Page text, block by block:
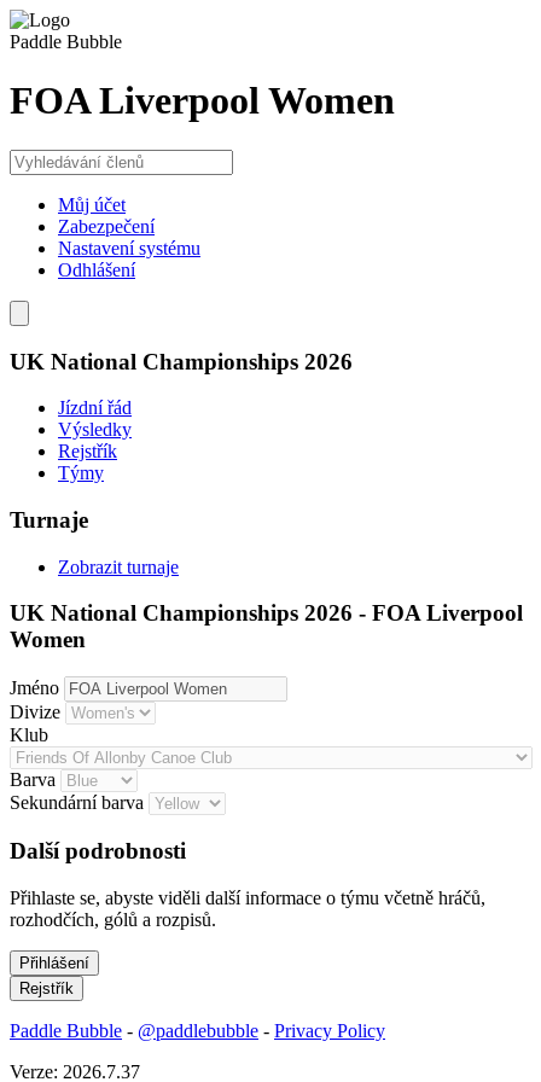
Paddle Bubble
FOA Liverpool Women
Můj účet
Zabezpečení
Nastavení systému
Odhlášení
UK National Championships 2026
Jízdní řád
Výsledky
Rejstřík
Týmy
Turnaje
Zobrazit turnaje
UK National Championships 2026 - FOA Liverpool
Women
Jméno
Divize
Klub
Barva
Sekundární barva
Další podrobnosti
Přihlaste se, abyste viděli další informace o týmu včetně hráčů,
rozhodčích, gólů a rozpisů.
Paddle Bubble - @paddlebubble - Privacy Policy
Verze: 2026.7.37